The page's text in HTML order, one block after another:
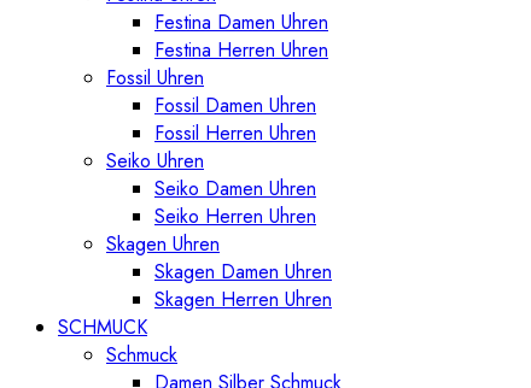
Festina Damen Uhren
Festina Herren Uhren
Fossil Uhren
Fossil Damen Uhren
Fossil Herren Uhren
Seiko Uhren
Seiko Damen Uhren
Seiko Herren Uhren
Skagen Uhren
Skagen Damen Uhren
Skagen Herren Uhren
SCHMUCK
Schmuck
Damen Silber Schmuck